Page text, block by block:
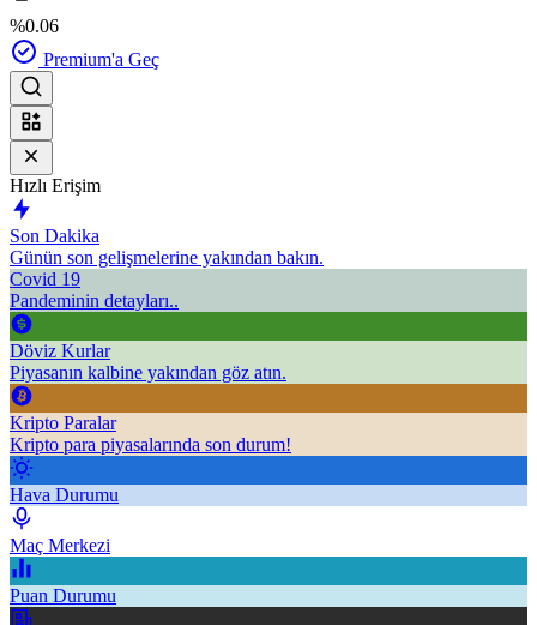
%0.06
Premium'a Geç
Hızlı Erişim
Son Dakika
Günün son gelişmelerine yakından bakın.
Covid 19
Pandeminin detayları..
Döviz Kurlar
Piyasanın kalbine yakından göz atın.
Kripto Paralar
Kripto para piyasalarında son durum!
Hava Durumu
Maç Merkezi
Puan Durumu